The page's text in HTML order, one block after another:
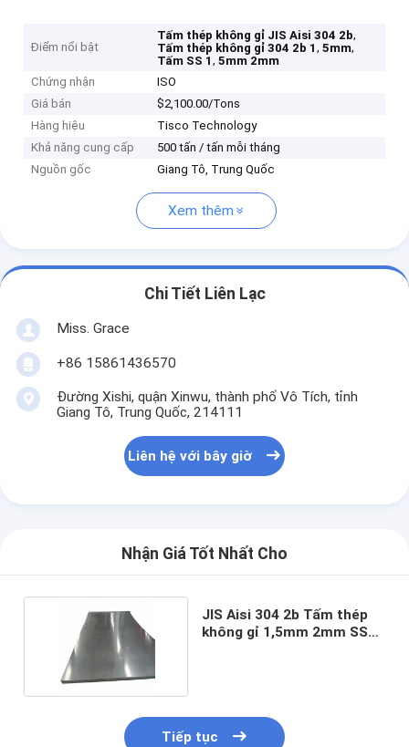
Điểm nổi bật
Tấm thép không gỉ JIS Aisi 304 2b,
Tấm thép không gỉ 304 2b 1,5mm,
Tấm SS 1,5mm 2mm
Chứng nhận
ISO
Giá bán
$2,100.00/Tons
Hàng hiệu
Tisco Technology
Khả năng cung cấp
500 tấn / tấn mỗi tháng
Nguồn gốc
Giang Tô, Trung Quốc
Xem thêm
Chi Tiết Liên Lạc
Miss. Grace
+86 15861436570
Đường Xishi, quận Xinwu, thành phố Vô Tích, tỉnh
Giang Tô, Trung Quốc, 214111
Liên hệ với bây giờ
Nhận Giá Tốt Nhất Cho
JIS Aisi 304 2b Tấm thép
không gỉ 1,5mm 2mm SS
Tiếp tục